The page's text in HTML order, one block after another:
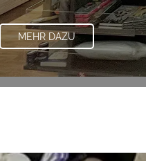
MEHR DAZU